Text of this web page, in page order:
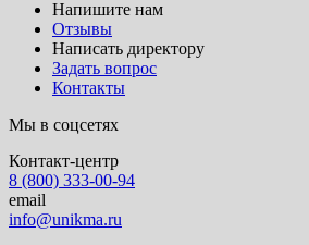
Напишите нам
Отзывы
Написать директору
Задать вопрос
Контакты
Мы в соцсетях
Контакт-центр
8 (800) 333-00-94
email
info@unikma.ru